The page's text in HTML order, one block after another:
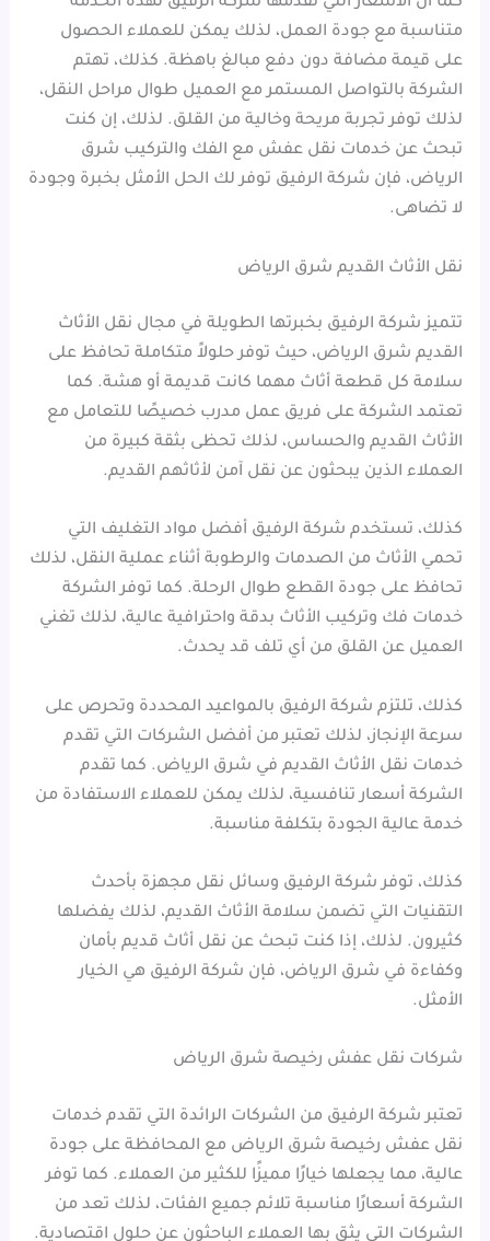
متناسبة مع جودة العمل، لذلك يمكن للعملاء الحصول
على قيمة مضافة دون دفع مبالغ باهظة. كذلك، تهتم
الشركة بالتواصل المستمر مع العميل طوال مراحل النقل،
لذلك توفر تجربة مريحة وخالية من القلق. لذلك، إن كنت
تبحث عن خدمات نقل عفش مع الفك والتركيب شرق
الرياض، فإن شركة الرفيق توفر لك الحل الأمثل بخبرة وجودة
لا تضاهى.
نقل الأثاث القديم شرق الرياض
تتميز شركة الرفيق بخبرتها الطويلة في مجال نقل الأثاث
القديم شرق الرياض، حيث توفر حلولاً متكاملة تحافظ على
سلامة كل قطعة أثاث مهما كانت قديمة أو هشة. كما
تعتمد الشركة على فريق عمل مدرب خصيصًا للتعامل مع
الأثاث القديم والحساس، لذلك تحظى بثقة كبيرة من
العملاء الذين يبحثون عن نقل آمن لأثاثهم القديم.
كذلك، تستخدم شركة الرفيق أفضل مواد التغليف التي
تحمي الأثاث من الصدمات والرطوبة أثناء عملية النقل، لذلك
تحافظ على جودة القطع طوال الرحلة. كما توفر الشركة
خدمات فك وتركيب الأثاث بدقة واحترافية عالية، لذلك تغني
العميل عن القلق من أي تلف قد يحدث.
كذلك، تلتزم شركة الرفيق بالمواعيد المحددة وتحرص على
سرعة الإنجاز، لذلك تعتبر من أفضل الشركات التي تقدم
خدمات نقل الأثاث القديم في شرق الرياض. كما تقدم
الشركة أسعار تنافسية، لذلك يمكن للعملاء الاستفادة من
خدمة عالية الجودة بتكلفة مناسبة.
كذلك، توفر شركة الرفيق وسائل نقل مجهزة بأحدث
التقنيات التي تضمن سلامة الأثاث القديم، لذلك يفضلها
كثيرون. لذلك، إذا كنت تبحث عن نقل أثاث قديم بأمان
وكفاءة في شرق الرياض، فإن شركة الرفيق هي الخيار
الأمثل.
شركات نقل عفش رخيصة شرق الرياض
تعتبر شركة الرفيق من الشركات الرائدة التي تقدم خدمات
نقل عفش رخيصة شرق الرياض مع المحافظة على جودة
عالية، مما يجعلها خيارًا مميزًا للكثير من العملاء. كما توفر
الشركة أسعارًا مناسبة تلائم جميع الفئات، لذلك تعد من
الشركات التي يثق بها العملاء الباحثون عن حلول اقتصادية.